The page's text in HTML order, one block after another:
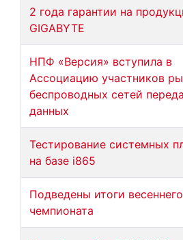
2 года гарантии на
GIGABYTE
НПФ «Версия» вступила в
Ассоциацию участников
беспроводных сетей
данных
Тестирование системных
на базе i865
Подведены итоги весеннего
чемпионата